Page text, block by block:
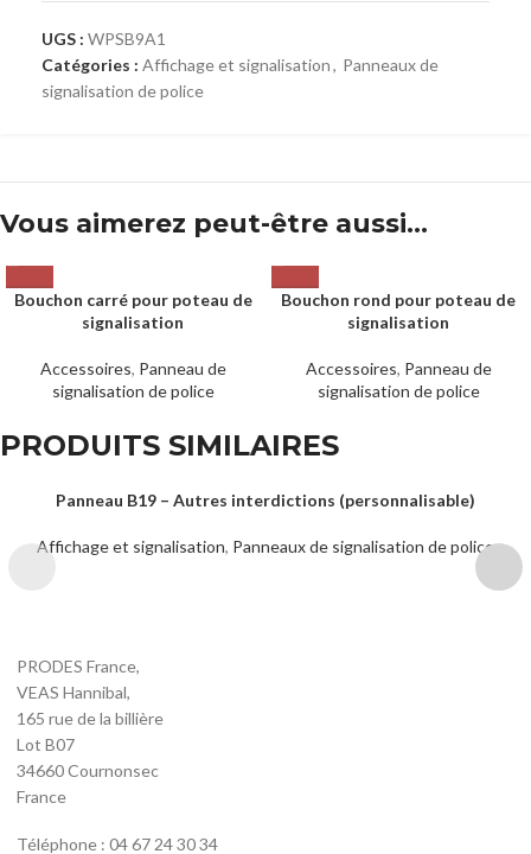
UGS : WPSB9A1
Catégories : Affichage et signalisation, Panneaux de
signalisation de police
Vous aimerez peut-être aussi…
Bouchon carré pour poteau de
signalisation
Accessoires, Panneau de
signalisation de police
Bouchon rond pour poteau de
signalisation
Accessoires, Panneau de
signalisation de police
PRODUITS SIMILAIRES
Panneau B19 – Autres interdictions (personnalisable)
Affichage et signalisation, Panneaux de signalisation de police
PRODES France,
VEAS Hannibal,
165 rue de la billière
Lot B07
34660 Cournonsec
France
Téléphone : 04 67 24 30 34